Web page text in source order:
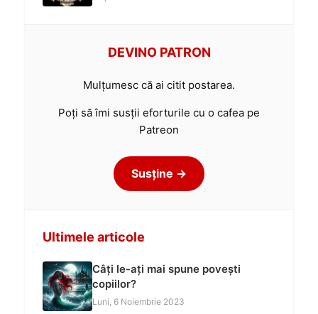
DEVINO PATRON
Mulțumesc că ai citit postarea.
Poți să îmi susții eforturile cu o cafea pe
Patreon
Susține →
Ultimele articole
Câți le-ați mai spune povești
copiilor?
Luni, 6 Noiembrie 2023